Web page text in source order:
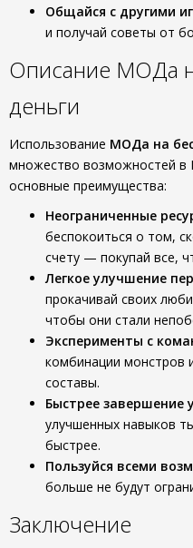
Общайся с другими
и получай советы от
Описание МОДа
деньги
Использование МОДа на
множество возможностей в
основные преимущества:
Неограниченные
беспокоиться о том,
счету — покупай все,
Легкое улучшение
прокачивай своих
чтобы они стали
Эксперименты с
комбинации монстров
составы.
Быстрее завершение
улучшенных навыков
быстрее.
Пользуйся всеми
больше не будут
Заключение